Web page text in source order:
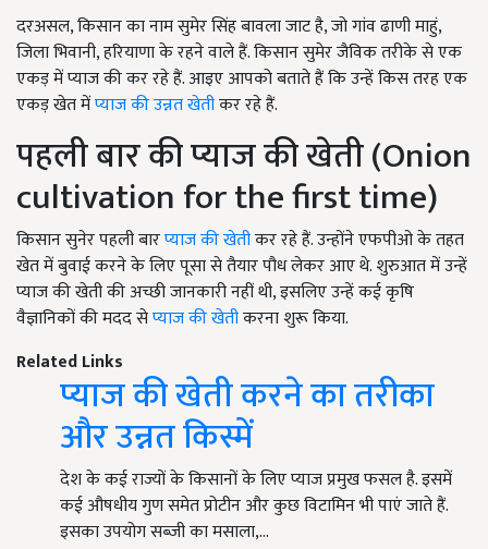
दरअसल, किसान का नाम सुमेर सिंह बावला जाट है, जो गांव ढाणी माहुं,
जिला भिवानी, हरियाणा के रहने वाले हैं. किसान सुमेर जैविक तरीके से एक
एकड़ में प्याज की कर रहे हैं. आइए आपको बताते हैं कि उन्हें किस तरह एक
एकड़ खेत मेंप्याज की उन्नत खेतीकर रहे हैं.
पहली बार की प्याज की खेती (Onion
cultivation for the first time)
किसान सुनेर पहली बारप्याज की खेतीकर रहे हैं. उन्होंने एफपीओ के तहत
खेत में बुवाई करने के लिए पूसा से तैयार पौध लेकर आए थे. शुरुआत में उन्हें
प्याज की खेती की अच्छी जानकारी नहीं थी, इसलिए उन्हें कई कृषि
वैज्ञानिकों की मदद सेप्याज की खेतीकरना शुरू किया.
Related Links
प्याज की खेती करने का तरीका
और उन्नत किस्में
देश के कई राज्यों के किसानों के लिए प्याज प्रमुख फसल है. इसमें
कई औषधीय गुण समेत प्रोटीन और कुछ विटामिन भी पाएं जाते हैं.
इसका उपयोग सब्जी का मसाला,…